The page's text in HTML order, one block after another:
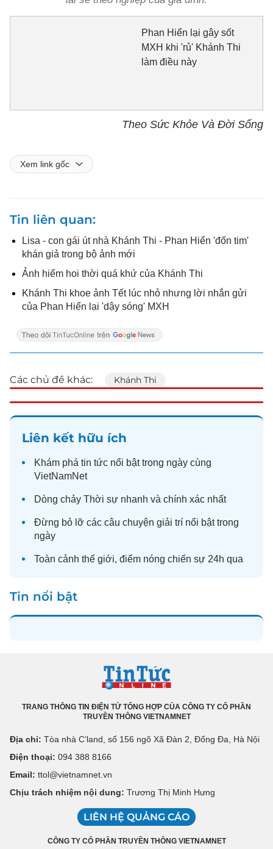
Phan Hiển lại gây sốt
MXH khi 'rủ' Khánh Thi
làm điều này
Theo Sức Khỏe Và Đời Sống
Xem link gốc
Tin liên quan
Lisa - con gái út nhà Khánh Thi - Phan Hiển 'đốn tim'
khán giả trong bộ ảnh mới
Ảnh hiếm hoi thời quá khứ của Khánh Thi
Khánh Thi khoe ảnh Tết lúc nhỏ nhưng lời nhắn gửi
của Phan Hiển lại 'dậy sóng' MXH
Các chủ đề khác: Khánh Thi
Liên kết hữu ích
Khám phá tin tức nổi bật trong ngày cùng
VietNamNet
Dòng chảy Thời sự nhanh và chính xác nhất
Đừng bỏ lỡ các câu chuyện giải trí nổi bật trong
ngày
Toàn cảnh thế giới, điểm nóng chiến sự 24h qua
Tin nổi bật
TRANG THÔNG TIN ĐIỆN TỬ TỔNG HỢP CỦA CÔNG TY CỔ PHẦN
TRUYỀN THÔNG VIETNAMNET
Địa chỉ: Tòa nhà C’land, số 156 ngõ Xã Đàn 2, Đống Đa, Hà Nội
Điện thoại: 094 388 8166
Email: ttol@vietnamnet.vn
Chịu trách nhiệm nội dung: Trương Thị Minh Hưng
LIÊN HỆ QUẢNG CÁO
CÔNG TY CỔ PHẦN TRUYỀN THÔNG VIETNAMNET